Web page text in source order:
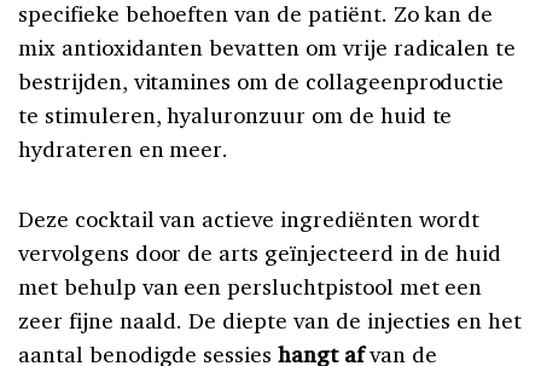
specifieke behoeften van de patiënt. Zo kan de
mix antioxidanten bevatten om vrije radicalen te
bestrijden, vitamines om de collageenproductie
te stimuleren, hyaluronzuur om de huid te
hydrateren en meer.
Deze cocktail van actieve ingrediënten wordt
vervolgens door de arts geïnjecteerd in de huid
met behulp van een persluchtpistool met een
zeer fijne naald. De diepte van de injecties en het
aantal benodigde sessieshangt afvan de